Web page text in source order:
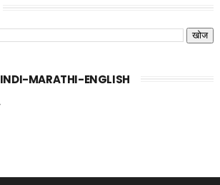
MARATHI-ENGLISH